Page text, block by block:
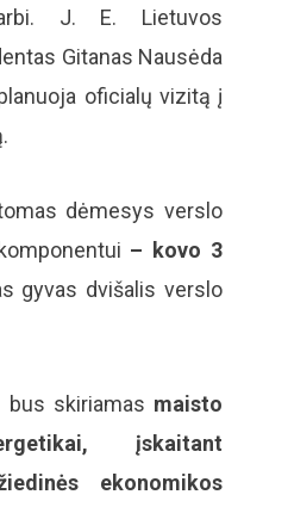
J. E. Lietuvos
Gitanas Nausėda
oficialų vizitą į
dėmesys verslo
– kovo 3
gyvas dvišalis verslo
bus skiriamas maisto
įskaitant
ekonomikos